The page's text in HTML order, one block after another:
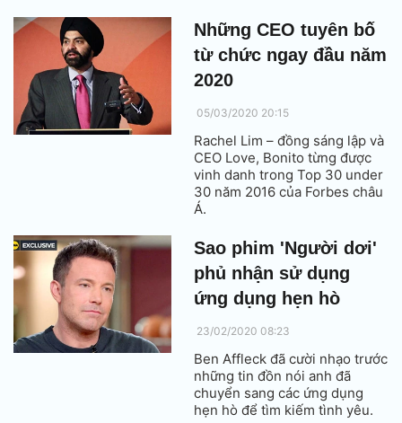
Những CEO tuyên bố
từ chức ngay đầu năm
2020
05/03/2020 20:15
Rachel Lim – đồng sáng lập và
CEO Love, Bonito từng được
vinh danh trong Top 30 under
30 năm 2016 của Forbes châu
Á.
Sao phim 'Người dơi'
phủ nhận sử dụng
ứng dụng hẹn hò
23/02/2020 08:23
Ben Affleck đã cười nhạo trước
những tin đồn nói anh đã
chuyển sang các ứng dụng
hẹn hò để tìm kiếm tình yêu.